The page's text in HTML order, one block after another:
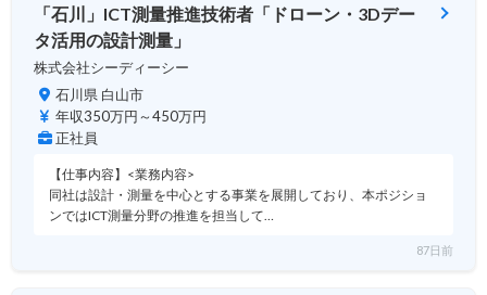
「石川」ICT測量推進技術者「ドローン・3Dデー
タ活用の設計測量」
株式会社シーディーシー
石川県 白山市
年収350万円～450万円
正社員
【仕事内容】<業務内容>
同社は設計・測量を中心とする事業を展開しており、本ポジショ
ンではICT測量分野の推進を担当して…
87日前